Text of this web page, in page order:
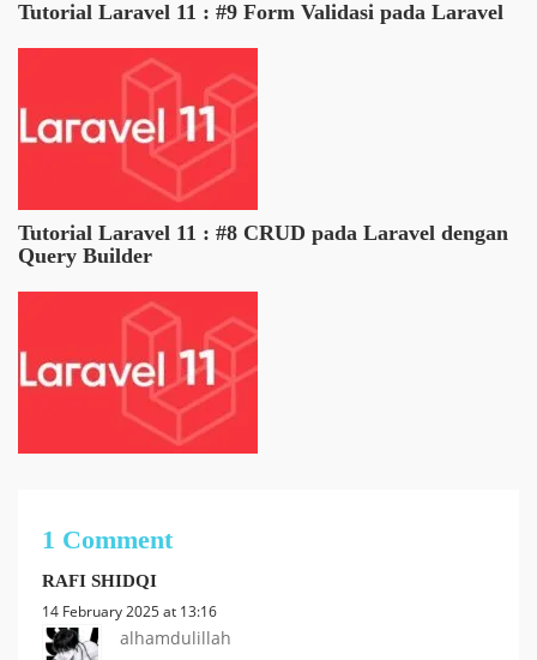
Tutorial Laravel 11 : #9 Form Validasi pada Laravel
Tutorial Laravel 11 : #8 CRUD pada Laravel dengan
Query Builder
1 Comment
RAFI SHIDQI
14 February 2025 at 13:16
alhamdulillah